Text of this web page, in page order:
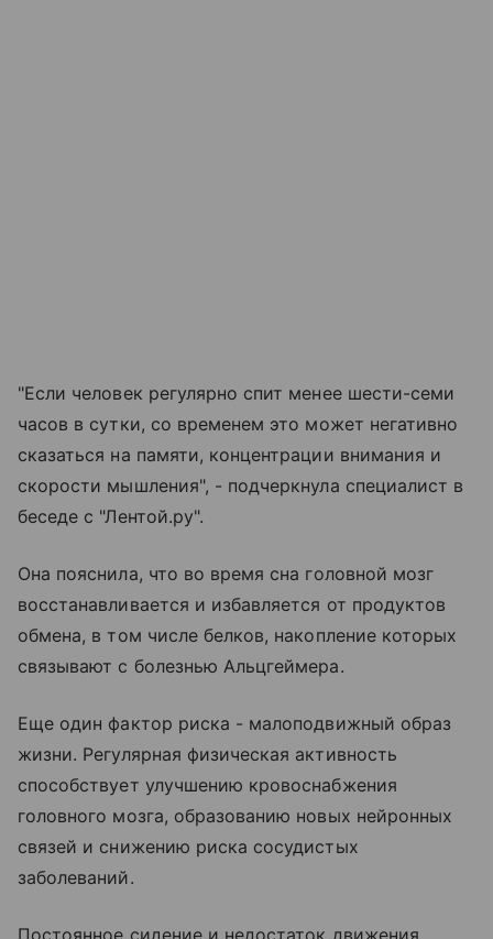
"Если человек регулярно спит менее шести-семи
часов в сутки, со временем это может негативно
сказаться на памяти, концентрации внимания и
скорости мышления", - подчеркнула специалист в
беседе с "Лентой.ру".
Она пояснила, что во время сна головной мозг
восстанавливается и избавляется от продуктов
обмена, в том числе белков, накопление которых
связывают с болезнью Альцгеймера.
Еще один фактор риска - малоподвижный образ
жизни. Регулярная физическая активность
способствует улучшению кровоснабжения
головного мозга, образованию новых нейронных
связей и снижению риска сосудистых
заболеваний.
Постоянное сидение и недостаток движения